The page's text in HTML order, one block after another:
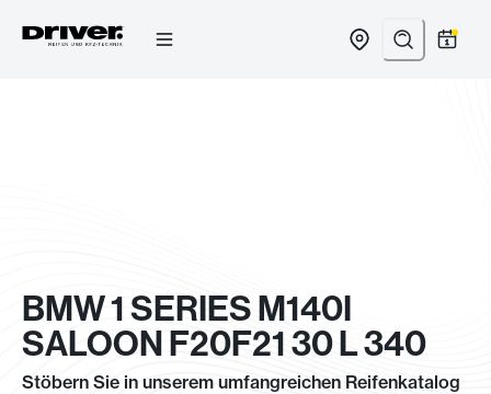
BMW 1 SERIES M140I
SALOON F20F21 30 L 340
Stöbern Sie in unserem umfangreichen Reifenkatalog